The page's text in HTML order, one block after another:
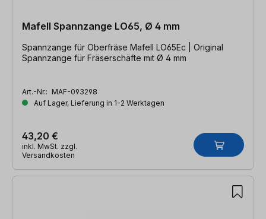
Mafell Spannzange LO65, Ø 4 mm
Spannzange für Oberfräse Mafell LO65Ec | Original
Spannzange für Fräserschäfte mit Ø 4 mm
Art.-Nr.: MAF-093298
Auf Lager, Lieferung in 1-2 Werktagen
43,20 €
inkl. MwSt. zzgl.
Versandkosten